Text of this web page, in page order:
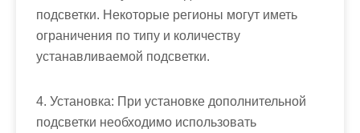
подсветки. Некоторые регионы могут иметь
ограничения по типу и количеству
устанавливаемой подсветки.
4. Установка: При установке дополнительной
подсветки необходимо использовать